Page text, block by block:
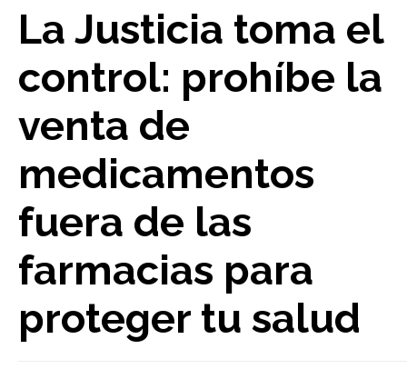
La Justicia toma el
control: prohíbe la
venta de
medicamentos
fuera de las
farmacias para
proteger tu salud